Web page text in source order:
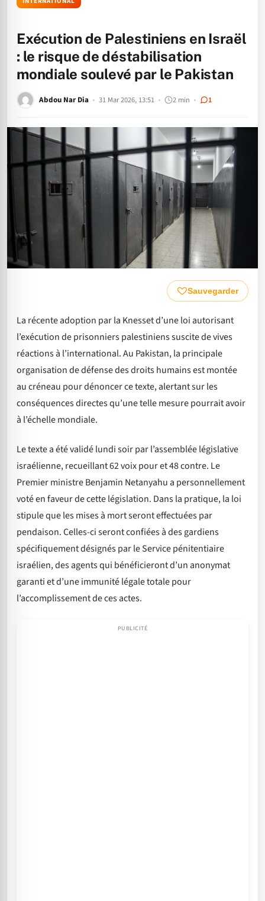
Exécution de Palestiniens en Israël
: le risque de déstabilisation
mondiale soulevé par le Pakistan
Abdou Nar Dia 31 Mar 2026, 13:51 2 min 1
Sauvegarder
La récente adoption par la Knesset d’une loi autorisant
l’exécution de prisonniers palestiniens suscite de vives
réactions à l’international. Au Pakistan, la principale
organisation de défense des droits humains est montée
au créneau pour dénoncer ce texte, alertant sur les
conséquences directes qu’une telle mesure pourrait avoir
à l’échelle mondiale.
Le texte a été validé lundi soir par l’assemblée législative
israélienne, recueillant 62 voix pour et 48 contre. Le
Premier ministre Benjamin Netanyahu a personnellement
voté en faveur de cette législation. Dans la pratique, la loi
stipule que les mises à mort seront effectuées par
pendaison. Celles-ci seront confiées à des gardiens
spécifiquement désignés par le Service pénitentiaire
israélien, des agents qui bénéficieront d’un anonymat
garanti et d’une immunité légale totale pour
l’accomplissement de ces actes.